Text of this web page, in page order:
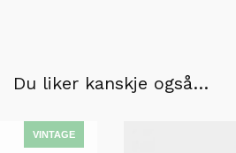
Du liker kanskje også…